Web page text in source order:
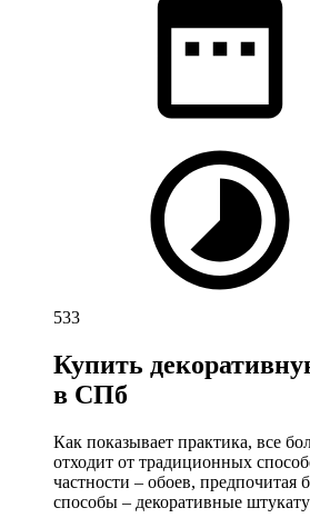
533
Купить
в СПб
Как показывает практика, все
отходит от традиционных
частности – обоев, предпочитая
способы – декоративные